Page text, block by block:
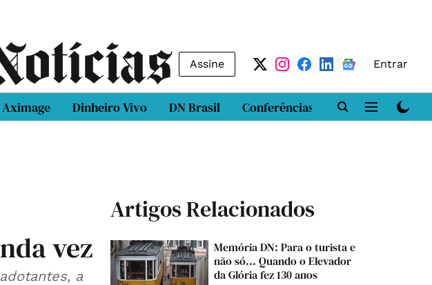
Assine Entrar
Dinheiro Vivo DN Brasil Conferências DN LAB
vez
a
Artigos Relacionados
Memória DN: Para o turista e
não só... Quando o Elevador
da Glória fez 130 anos